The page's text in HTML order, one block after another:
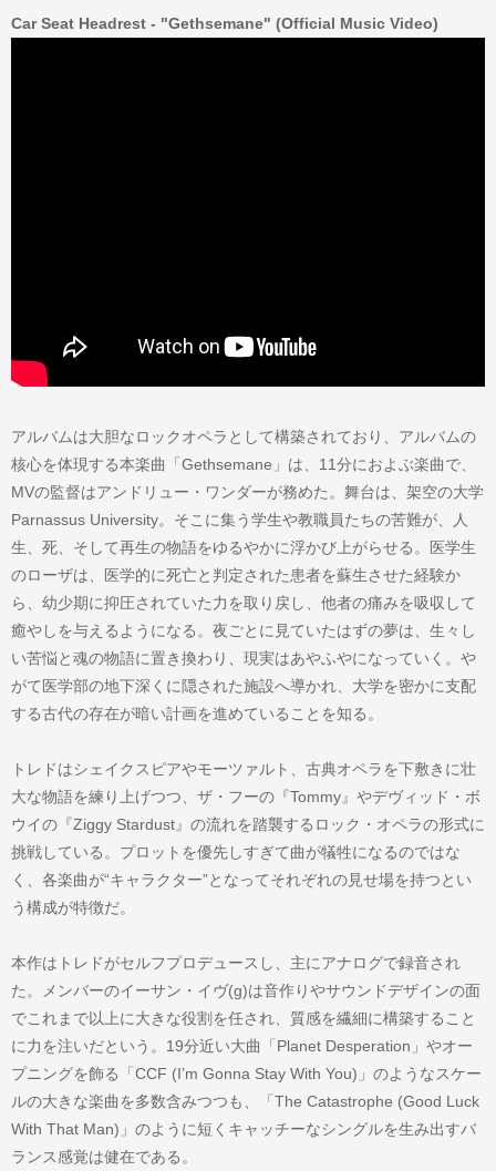
Car Seat Headrest - "Gethsemane" (Official Music Video)
アルバムは大胆なロックオペラとして構築されており、アルバムの
核心を体現する本楽曲「Gethsemane」は、11分におよぶ楽曲で、
MVの監督はアンドリュー・ワンダーが務めた。舞台は、架空の大学
Parnassus University。そこに集う学生や教職員たちの苦難が、人
生、死、そして再生の物語をゆるやかに浮かび上がらせる。医学生
のローザは、医学的に死亡と判定された患者を蘇生させた経験か
ら、幼少期に抑圧されていた力を取り戻し、他者の痛みを吸収して
癒やしを与えるようになる。夜ごとに見ていたはずの夢は、生々し
い苦悩と魂の物語に置き換わり、現実はあやふやになっていく。や
がて医学部の地下深くに隠された施設へ導かれ、大学を密かに支配
する古代の存在が暗い計画を進めていることを知る。
トレドはシェイクスピアやモーツァルト、古典オペラを下敷きに壮
大な物語を練り上げつつ、ザ・フーの『Tommy』やデヴィッド・ボ
ウイの『Ziggy Stardust』の流れを踏襲するロック・オペラの形式に
挑戦している。プロットを優先しすぎて曲が犠牲になるのではな
く、各楽曲が“キャラクター”となってそれぞれの見せ場を持つとい
う構成が特徴だ。
本作はトレドがセルフプロデュースし、主にアナログで録音され
た。メンバーのイーサン・イヴ(g)は音作りやサウンドデザインの面
でこれまで以上に大きな役割を任され、質感を繊細に構築すること
に力を注いだという。19分近い大曲「Planet Desperation」やオー
プニングを飾る「CCF (I’m Gonna Stay With You)」のようなスケー
ルの大きな楽曲を多数含みつつも、「The Catastrophe (Good Luck
With That Man)」のように短くキャッチーなシングルを生み出すバ
ランス感覚は健在である。